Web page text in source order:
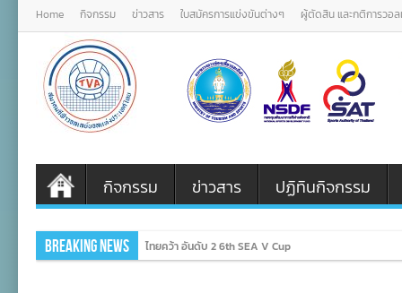
Home กิจกรรม ข่าวสาร ใบสมัครการแข่งขันต่างๆ ผู้ตัดสิน และกติการวอ
กิจกรรม ข่าวสาร ปฏิทินกิจกรรม
Breaking News ไทยคว้า อันดับ 2 6th SEA V Cup